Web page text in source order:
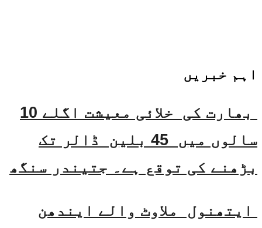
اہم خبریں
بھارت کی خلائی معیشت اگلے 10
سالوں میں 45 بلین ڈالر تک
بڑھنے کی توقع ہے۔ جتیندر سنگھ
ایتھنول ملاوٹ والے ایندھن